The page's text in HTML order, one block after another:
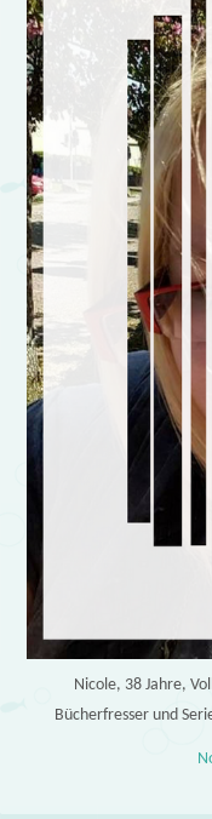
Nicole, 38 Jahre,
Bücherfresser und